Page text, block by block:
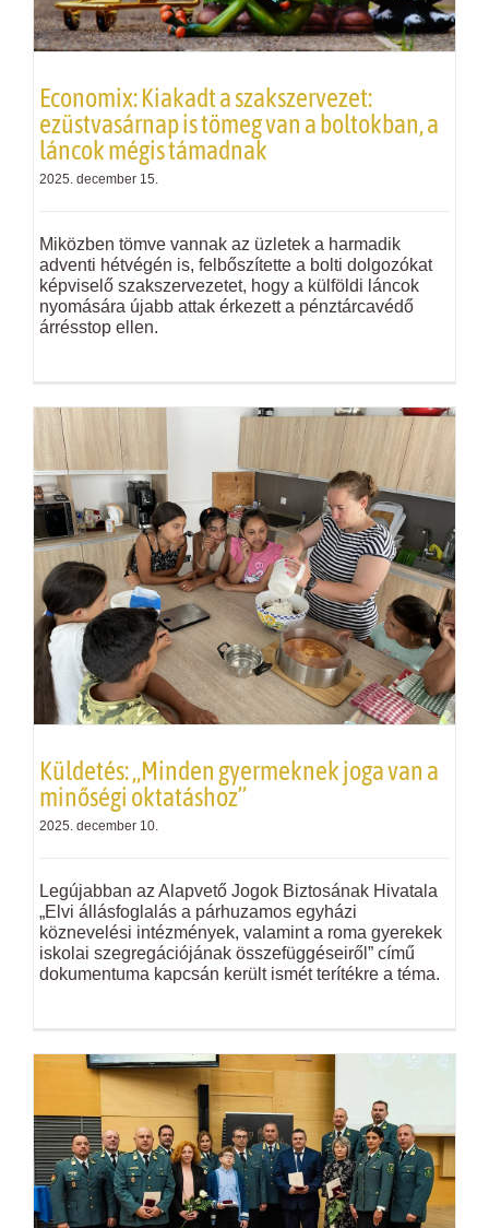
Economix: Kiakadt a szakszervezet:
ezüstvasárnap is tömeg van a boltokban, a
láncok mégis támadnak
2025. december 15.
Miközben tömve vannak az üzletek a harmadik
adventi hétvégén is, felbőszítette a bolti dolgozókat
képviselő szakszervezetet, hogy a külföldi láncok
nyomására újabb attak érkezett a pénztárcavédő
árrésstop ellen.
Küldetés: „Minden gyermeknek joga van a
minőségi oktatáshoz”
2025. december 10.
Legújabban az Alapvető Jogok Biztosának Hivatala
„Elvi állásfoglalás a párhuzamos egyházi
köznevelési intézmények, valamint a roma gyerekek
iskolai szegregációjának összefüggéseiről” című
dokumentuma kapcsán került ismét terítékre a téma.